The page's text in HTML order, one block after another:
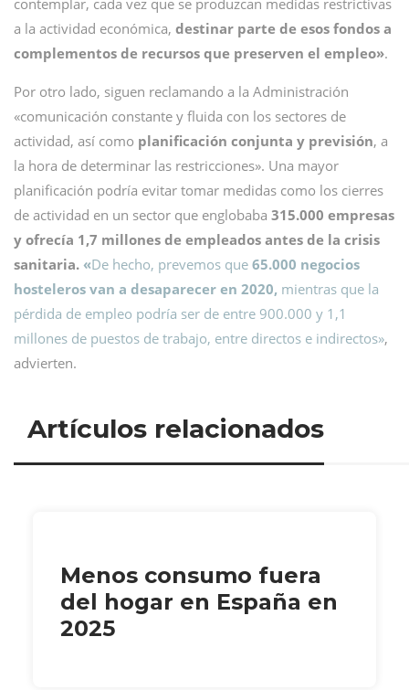
contemplar, cada vez que se produzcan medidas restrictivas
a la actividad económica, destinar parte de esos fondos a
complementos de recursos que preserven el empleo».
Por otro lado, siguen reclamando a la Administración
«comunicación constante y fluida con los sectores de
actividad, así como planificación conjunta y previsión, a
la hora de determinar las restricciones». Una mayor
planificación podría evitar tomar medidas como los cierres
de actividad en un sector que englobaba 315.000 empresas
y ofrecía 1,7 millones de empleados antes de la crisis
sanitaria. «De hecho, prevemos que 65.000 negocios
hosteleros van a desaparecer en 2020, mientras que la
pérdida de empleo podría ser de entre 900.000 y 1,1
millones de puestos de trabajo, entre directos e indirectos»,
advierten.
Artículos relacionados
Menos consumo fuera
del hogar en España en
2025